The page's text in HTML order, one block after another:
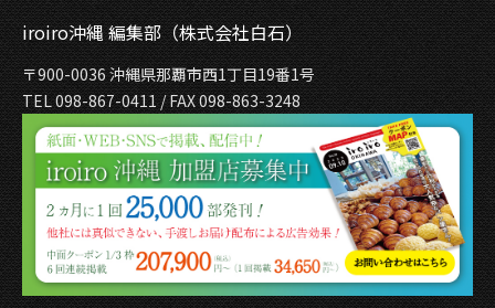
iroiro沖縄 編集部（株式会社白石）
〒900-0036 沖縄県那覇市西1丁目19番1号
TEL 098-867-0411 / FAX 098-863-3248